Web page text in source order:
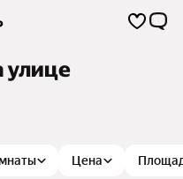
улице
Цена